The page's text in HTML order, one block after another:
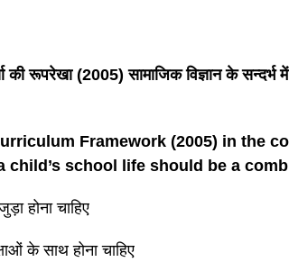
की रूपरेखा (2005) सामाजिक विज्ञान के सन्दर्भ
Framework (2005) in the
child’s school life should be a
होना चाहिए
के साथ होना चाहिए